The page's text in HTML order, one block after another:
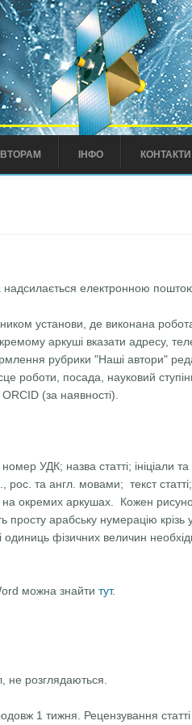
ІНФО КОНТАКТИ
надсилається електронною
установи, де виконана
аркушi вказати адресу,
рубрики "Нашi автори"
роботи, посада, науковий
(за наявності).
УДК; назва статтi; iнiцiали
рос. та англ. мовами; текст
окремих аркушах. Кожен
арабську нумерацiю
фiзичних величин
можна знайти тут.
не розглядаються.
1 тижня. Рецензування